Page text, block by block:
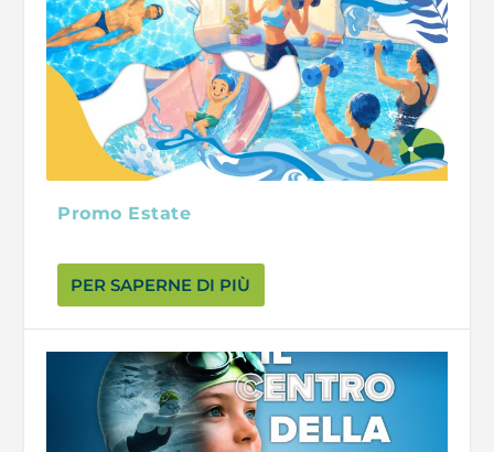
Promo Estate
PER SAPERNE DI PIÙ